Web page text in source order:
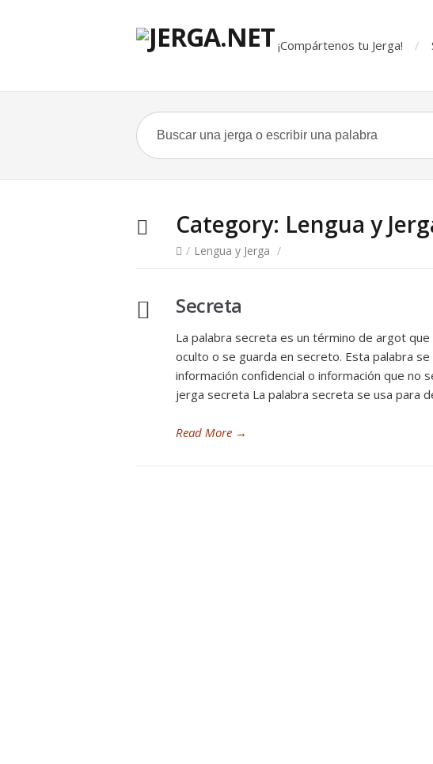
¡Compártenos tu Jerga!
Category: Lengua y
/ Lengua y Jerga /
Secreta
La palabra secreta es un término de argot
oculto o se guarda en secreto. Esta palabra
información confidencial o información que no
jerga secreta La palabra secreta se usa para
Read More →